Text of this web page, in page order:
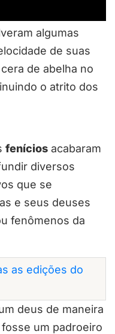
algumas
de suas
de abelha no
o atrito dos
fenícios acabaram
diversos
que se
e seus deuses
fenômenos da
as edições do
deus de maneira
um padroeiro